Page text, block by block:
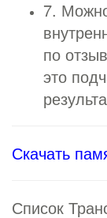
7.
по
это
Скачать
Список